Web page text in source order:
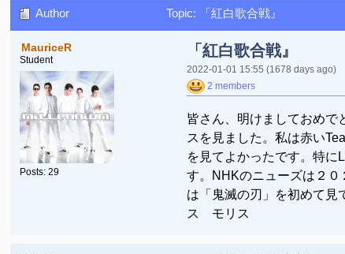
Author Topic: 「紅白歌合戦』
MauriceR
Student
Posts: 29
「紅白歌合戦』
2022-01-01 15:55(1678 days ago)
2 members
皆さん、明けましておめで
スを見ました。私は赤い
を見てよかったです。特に
す。NHKのニューズは２
は「鬼滅の刃」を初めて見
ス モリス